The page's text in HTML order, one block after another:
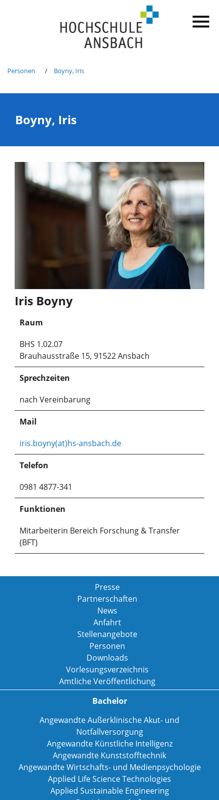
Personen Boyny, Iris
Boyny, Iris
Iris Boyny
Raum
BHS 1.02.07
Brauhausstraße 15, 91522 Ansbach
Sprechzeiten
nach Vereinbarung
Mail
iris.boyny(at)hs-ansbach.de
Telefon
0981 4877-341
Funktionen
Mitarbeiterin Bereich Forschung & Transfer
(BFT)
Presse
Partnerschaften
News
Anfahrt
Stellenangebote
Personen
Downloads
Vorlesungsverzeichnis
Amtliche Veröffentlichung
Bachelor
Angewandte Außerklinische Akut- und
Notfallversorgung
Angewandte Künstliche Intelligenz
Angewandte Kunststofftechnik
Angewandte Wirtschafts- und Medienpsychologie
Applied Life Science Technologies
Applied Sustainable Engineering